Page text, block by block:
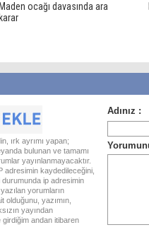
Maden ocağı davasında ara
karar
ırk ayrımı yapan;
bulunan ve tamamı
yayınlanmayacaktır.
adresimin kaydedileceğini,
ip adresimin
yorumların
olduğunu, yazımın,
yayından
girdiğim andan itibaren